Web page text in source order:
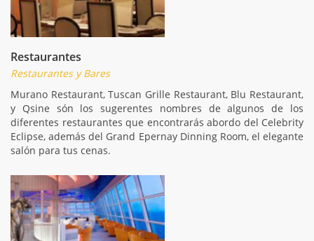
Restaurantes
Restaurantes y Bares
Murano Restaurant, Tuscan Grille Restaurant, Blu Restaurant,
y Qsine són los sugerentes nombres de algunos de los
diferentes restaurantes que encontrarás abordo del Celebrity
Eclipse, además del Grand Epernay Dinning Room, el elegante
salón para tus cenas.